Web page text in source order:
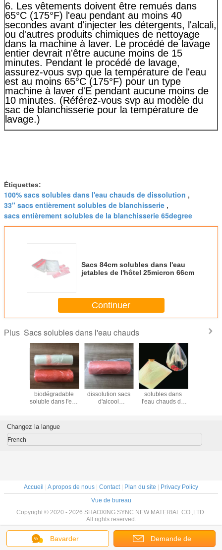
6. Les vêtements doivent être remués dans
65°C (175°F) l'eau pendant au moins 40
secondes avant d'injecter les détergents, l'alcali,
ou d'autres produits chimiques de nettoyage
dans la machine à laver. Le procédé de lavage
entier devrait n'être aucune moins de 15
minutes. Pendant le procédé de lavage,
assurez-vous svp que la température de l'eau
est au moins 65°C (175°F) pour un type
machine à laver d'E pendant aucune moins de
10 minutes. (Référez-vous svp au modèle du
sac de blanchisserie pour la température de
lavage.)
Étiquettes:
100% sacs solubles dans l'eau chauds de dissolution ,
33" sacs entièrement solubles de blanchisserie ,
sacs entièrement solubles de la blanchisserie 65degree
Sacs 84cm solubles dans l'eau
jetables de l'hôtel 25micron 66cm
Continuer
Plus Sacs solubles dans l'eau chauds
sac
biodégradable
soluble dans l'eau
25mic
dissolution sacs
d'alcool
sacs 25Microns
solubles dans
l'eau chauds de
Bavarder Demande de
Changez la langue
French
Accueil A propos de nous Contact| Plan du site
Privacy Policy
Vue de bureau
Copyright © 2020 - 2026 SHAOXING SYNC NEW MATERIAL CO.,LTD.
All rights reserved.